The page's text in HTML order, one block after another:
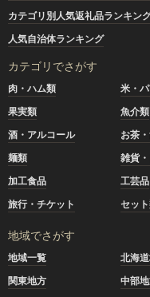
カテゴリ別人気返礼品ランキン
人気自治体ランキング
カテゴリでさがす
肉・ハム類 米・
果実類
魚介類
酒・アルコール
お茶
麺類
雑貨
加工食品
工芸品
旅行・チケット
セッ
地域でさがす
地域一覧 北海
関東地方
中部